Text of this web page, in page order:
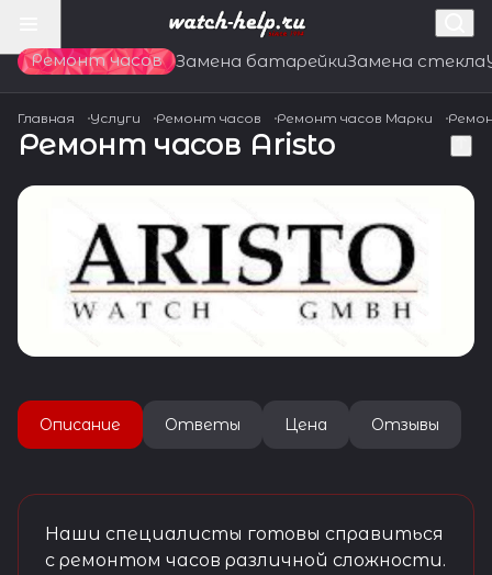
Ремонт часов Замена батарейкиЗамена стекла
Главная Услуги Ремонт часов Ремонт часов Марки
Ремонт часов Aristo
Описание Ответы Цена Отзывы
Наши специалисты готовы справиться
с ремонтом часов различной сложности.